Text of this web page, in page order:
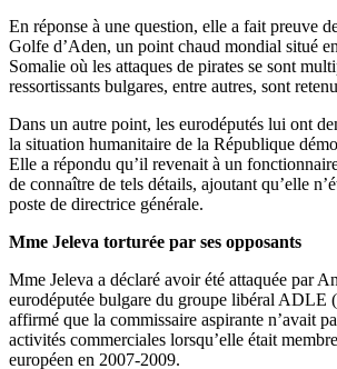
En réponse à une question, elle a fait preuve
Golfe d’Aden, un point chaud mondial situé
Somalie où les attaques de pirates se sont
ressortissants bulgares, entre autres, sont
Dans un autre point, les eurodéputés lui ont
la situation humanitaire de la République
Elle a répondu qu’il revenait à un
de connaître de tels détails, ajoutant qu’elle
poste de directrice générale.
Mme Jeleva torturée par ses opposants
Mme Jeleva a déclaré avoir été attaquée par
eurodéputée bulgare du groupe libéral ADLE
affirmé que la commissaire aspirante n’avait
activités commerciales lorsqu’elle était
européen en 2007-2009.